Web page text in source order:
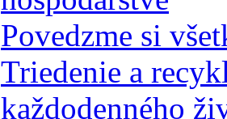
Povedzme si
Triedenie a
každodenného